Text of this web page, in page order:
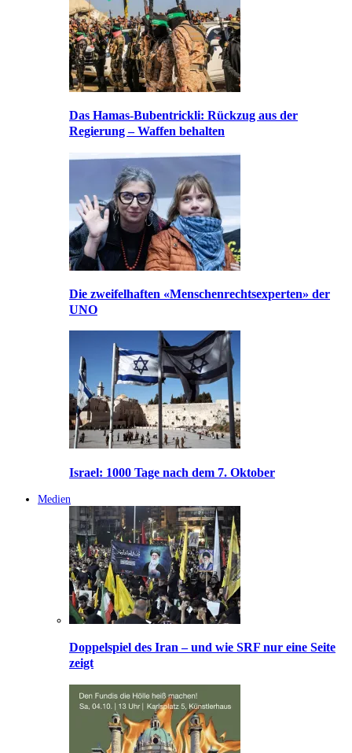
Das Hamas-Bubentrickli: Rückzug aus der
Regierung – Waffen behalten
Die zweifelhaften «Menschenrechtsexperten» der
UNO
Israel: 1000 Tage nach dem 7. Oktober
Medien
Doppelspiel des Iran – und wie SRF nur eine Seite
zeigt